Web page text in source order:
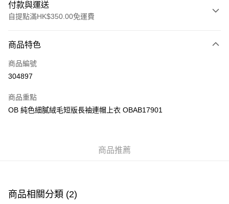
付款與運送
自提點滿HK$350.00免運費
信用卡
Apple Pay
PayMe
付款後順豐站及營業點
商品特色
商品編號
304897
商品重點
OB 純色細膩絨毛短版長袖連帽上衣 OBAB17901
商品推薦
商品相關分類 (2)